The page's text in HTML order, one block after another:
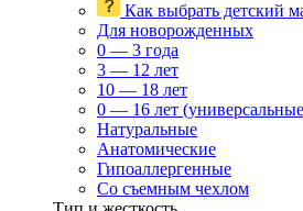
Как выбрать детский
Для новорожденных
0 — 3 года
3 — 12 лет
10 — 18 лет
0 — 16 лет
Натуральные
Анатомические
Гипоаллергенные
Со съемным чехлом